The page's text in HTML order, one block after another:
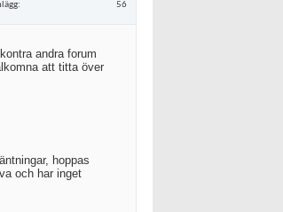
56
andra forum
att titta över
hoppas
och har inget